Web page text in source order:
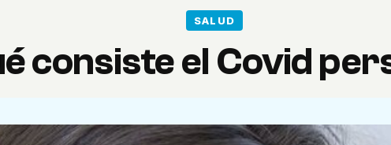
SALUD
consiste el Covid